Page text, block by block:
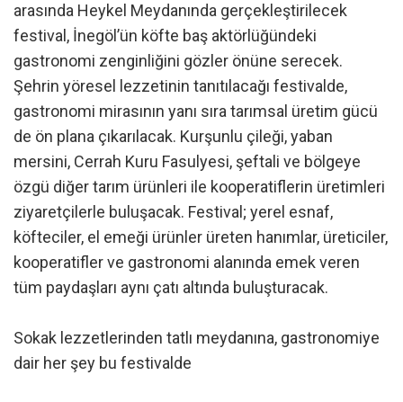
arasında Heykel Meydanında gerçekleştirilecek
festival, İnegöl’ün köfte baş aktörlüğündeki
gastronomi zenginliğini gözler önüne serecek.
Şehrin yöresel lezzetinin tanıtılacağı festivalde,
gastronomi mirasının yanı sıra tarımsal üretim gücü
de ön plana çıkarılacak. Kurşunlu çileği, yaban
mersini, Cerrah Kuru Fasulyesi, şeftali ve bölgeye
özgü diğer tarım ürünleri ile kooperatiflerin üretimleri
ziyaretçilerle buluşacak. Festival; yerel esnaf,
köfteciler, el emeği ürünler üreten hanımlar, üreticiler,
kooperatifler ve gastronomi alanında emek veren
tüm paydaşları aynı çatı altında buluşturacak.
Sokak lezzetlerinden tatlı meydanına, gastronomiye
dair her şey bu festivalde